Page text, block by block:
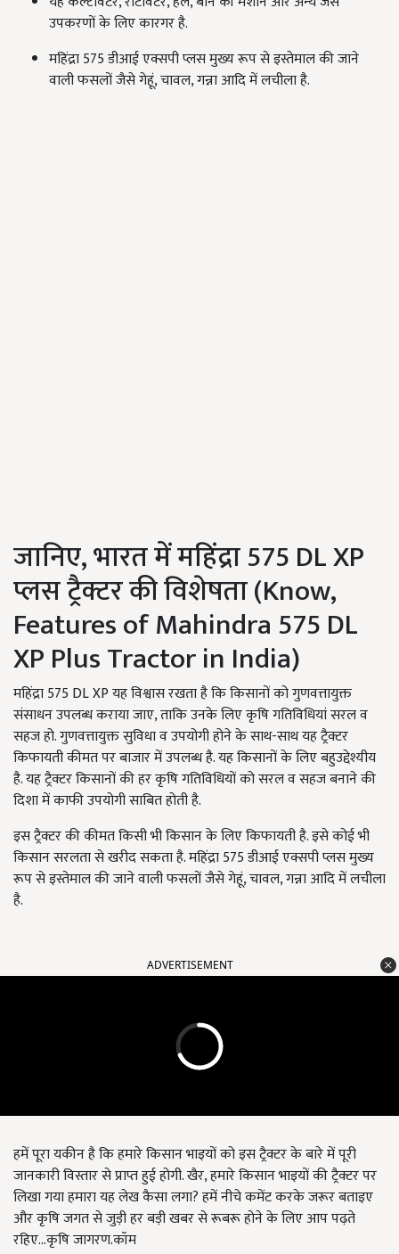
उपकरणों के लिए कारगर है.
महिंद्रा 575 डीआई एक्सपी प्लस मुख्य रूप से इस्तेमाल की जाने
वाली फसलों जैसे गेहूं, चावल, गन्ना आदि में लचीला है.
जानिए, भारत में महिंद्रा 575 DL XP
प्लस ट्रैक्टर की विशेषता (Know,
Features of Mahindra 575 DL
XP Plus Tractor in India)
महिंद्रा 575 DL XP यह विश्वास रखता है कि किसानों को गुणवत्तायुक्त
संसाधन उपलब्ध कराया जाए, ताकि उनके लिए कृषि गतिविधियां सरल व
सहज हो. गुणवत्तायुक्त सुविधा व उपयोगी होने के साथ-साथ यह ट्रैक्टर
किफायती कीमत पर बाजार में उपलब्ध है. यह किसानों के लिए बहुउद्देश्यीय
है. यह ट्रैक्टर किसानों की हर कृषि गतिविधियों को सरल व सहज बनाने की
दिशा में काफी उपयोगी साबित होती है.
इस ट्रैक्टर की कीमत किसी भी किसान के लिए किफायती है. इसे कोई भी
किसान सरलता से खरीद सकता है. महिंद्रा 575 डीआई एक्सपी प्लस मुख्य
रूप से इस्तेमाल की जाने वाली फसलों जैसे गेहूं, चावल, गन्ना आदि में लचीला
है.
ADVERTISEMENT
हमें पूरा यकीन है कि हमारे किसान भाइयों को इस ट्रैक्टर के बारे में पूरी
जानकारी विस्तार से प्राप्त हुई होगी. खैर, हमारे किसान भाइयों की ट्रैक्टर पर
लिखा गया हमारा यह लेख कैसा लगा? हमें नीचे कमेंट करके जरूर बताइए
और कृषि जगत से जुड़ी हर बड़ी खबर से रूबरू होने के लिए आप पढ़ते
रहिए...कृषि जागरण.कॉम